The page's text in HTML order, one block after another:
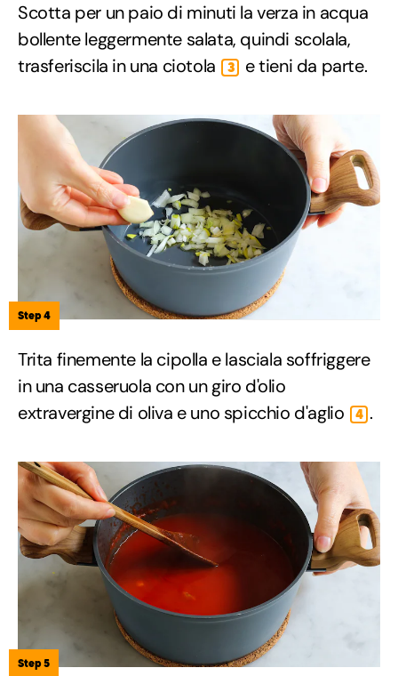
Scotta per un paio di minuti la verza in acqua
bollente leggermente salata, quindi scolala,
trasferiscila in una ciotola
3 e tieni da parte.
Step 4
Trita finemente la cipolla e lasciala soffriggere
in una casseruola con un giro d'olio
extravergine di oliva e uno spicchio d'aglio
4 .
Step 5